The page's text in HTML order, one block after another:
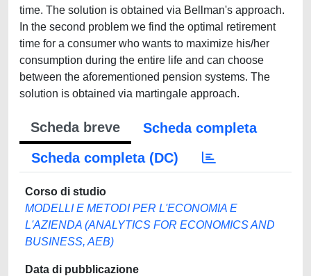
time. The solution is obtained via Bellman's approach.
In the second problem we find the optimal retirement
time for a consumer who wants to maximize his/her
consumption during the entire life and can choose
between the aforementioned pension systems. The
solution is obtained via martingale approach.
Scheda breve
Scheda completa
Scheda completa (DC)
Corso di studio
MODELLI E METODI PER L'ECONOMIA E
L'AZIENDA (ANALYTICS FOR ECONOMICS AND
BUSINESS, AEB)
Data di pubblicazione